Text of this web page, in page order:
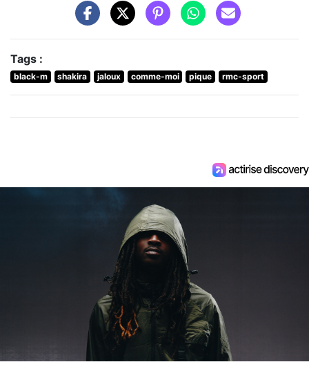
Tags :
black-m shakira jaloux comme-moi pique rmc-sport